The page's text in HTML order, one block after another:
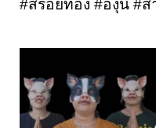
#สร้อยทอง #องุ่น #ส